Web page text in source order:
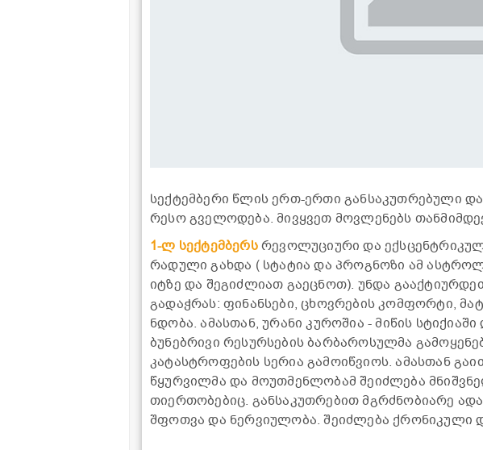
სექ­ტემ­ბე­რი წლის ერთ-ერთი გან­სა­კუთ­რე­ბუ­ლი
რე­სო გვე­ლო­დე­ბა. მივ­ყვეთ მოვ­ლე­ნებს
1-ლ სექ­ტემ­ბერსრე­ვო­ლუ­ცი­უ­რი და
რა­დუ­ლი გახ­და ( სტა­ტია და პროგ­ნო­ზი ამ
იტ­ზე და შე­გიძ­ლი­ათ გა­ეც­ნოთ). უნდა
გა­დაჭ­რას: ფი­ნან­სე­ბი, ცხოვ­რე­ბის კომ­ფორ­ტი,
ნდო­ბა. ამას­თან, ურა­ნი კუ­რო­შია - მი­წის
ბუ­ნებ­რი­ვი რე­სურ­სე­ბის ბარ­ბა­რო­სულ­მა
კა­ტას­ტრო­ფე­ბის სე­რია გა­მო­იწ­ვი­ოს. ამას­თან
წყურ­ვილ­მა და მო­უთ­მენ­ლო­ბამ შე­იძ­ლე­ბა
თი­ერ­თო­ბე­ბიც. გან­სა­კუთ­რე­ბით მგრძნო­ბი­ა­რე
შფოთ­ვა და ნერ­ვი­უ­ლო­ბა. შე­იძ­ლე­ბა ქრო­ნი­კუ­ლი